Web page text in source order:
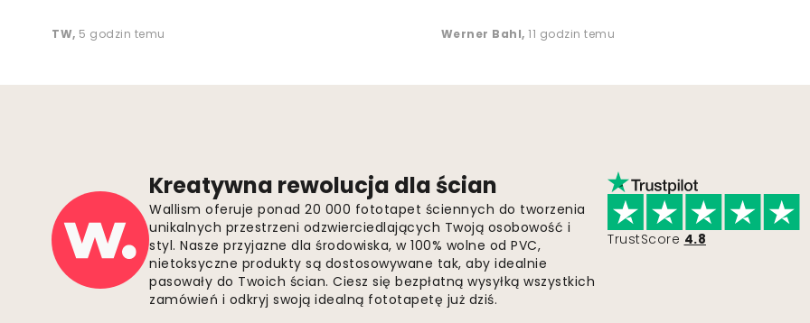
TW, 5 godzin temu Werner Bahl, 11 godzin temu
Kreatywna rewolucja dla ścian
Wallism oferuje ponad 20 000 fototapet ściennych do tworzenia
unikalnych przestrzeni odzwierciedlających Twoją osobowość i
styl. Nasze przyjazne dla środowiska, w 100% wolne od PVC,
nietoksyczne produkty są dostosowywane tak, aby idealnie
pasowały do Twoich ścian. Ciesz się bezpłatną wysyłką wszystkich
zamówień i odkryj swoją idealną fototapetę już dziś.
TrustScore 4.8